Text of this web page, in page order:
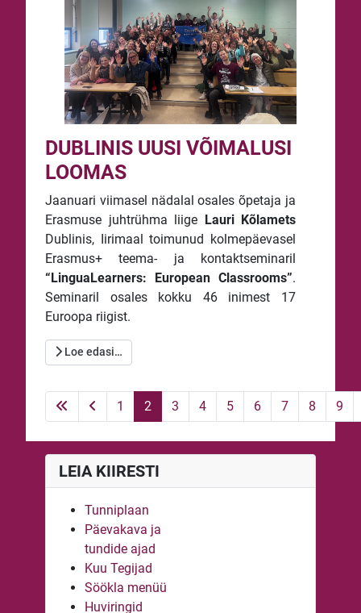
DUBLINIS UUSI VÕIMALUSI
LOOMAS
Jaanuari viimasel nädalal osales õpetaja ja
Erasmuse juhtrühma liige Lauri Kõlamets
Dublinis, Iirimaal toimunud kolmepäevasel
Erasmus+ teema- ja kontaktseminaril
“LinguaLearners: European Classrooms”.
Seminaril osales kokku 46 inimest 17
Euroopa riigist.
Loe edasi…
1 2 3 4 5 6 7 8 9
LEIA KIIRESTI
Tunniplaan
Päevakava ja
tundide ajad
Kuu Tegijad
Söökla menüü
Huviringid